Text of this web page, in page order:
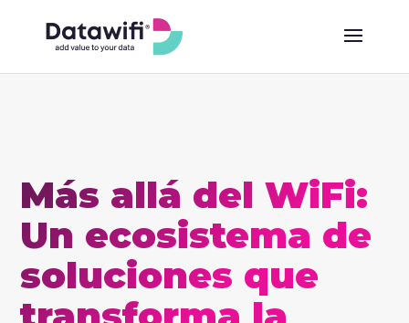
Más allá del WiFi:
Un ecosistema de
soluciones que